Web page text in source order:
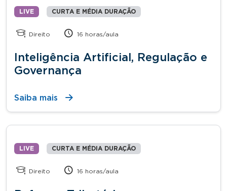
LIVE CURTA E MÉDIA DURAÇÃO
Direito 16 horas/aula
Inteligência Artificial, Regulação e
Governança
Saiba mais
LIVE CURTA E MÉDIA DURAÇÃO
Direito 16 horas/aula